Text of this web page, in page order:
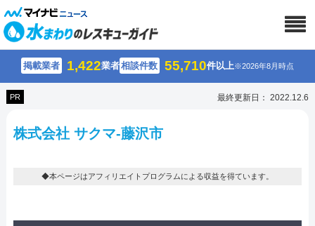
掲載業者 1,422業者相談件数 55,710件以上※2026年8月時点
PR 最終更新日： 2022.12.6
株式会社 サクマ-藤沢市
◆本ページはアフィリエイトプログラムによる収益を得ています。